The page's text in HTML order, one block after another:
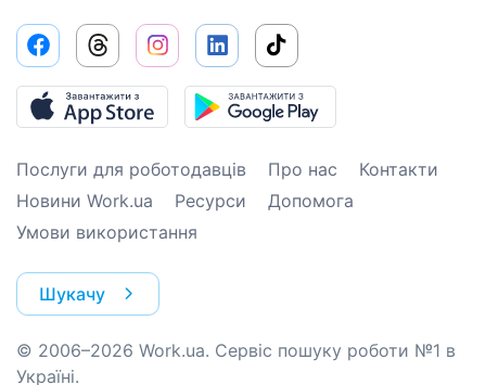
Послуги для роботодавців Про нас
Контакти
Новини Work.ua
Ресурси
Допомога
Умови використання
Шукачу
© 2006–2026 Work.ua. Сервіс пошуку роботи №1 в
Україні.